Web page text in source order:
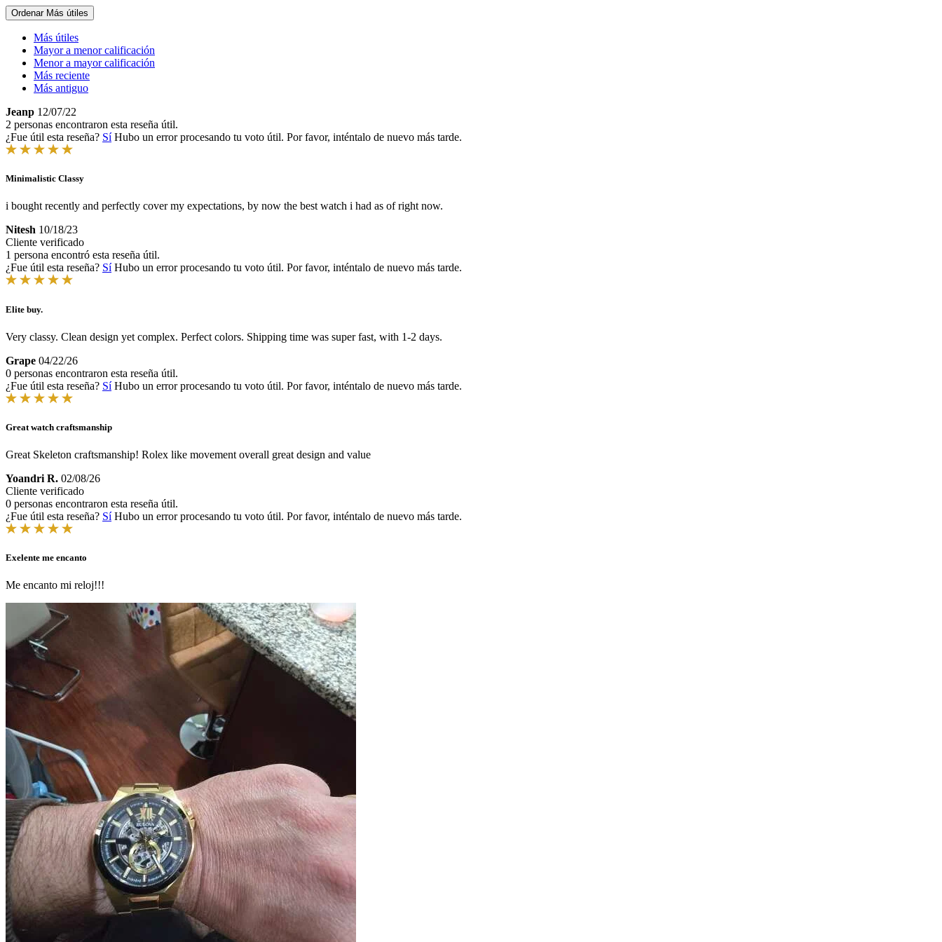
Ordenar Más útiles
Más útiles
Mayor a menor calificación
Menor a mayor calificación
Más reciente
Más antiguo
Jeanp 12/07/22
2 personas encontraron esta reseña útil.
¿Fue útil esta reseña? Sí Hubo un error procesando tu voto útil. Por favor, inténtalo de nuevo más tarde.
Minimalistic Classy
i bought recently and perfectly cover my expectations, by now the best watch i had as of right now.
Nitesh 10/18/23
Cliente verificado
1 persona encontró esta reseña útil.
¿Fue útil esta reseña? Sí Hubo un error procesando tu voto útil. Por favor, inténtalo de nuevo más tarde.
Elite buy.
Very classy. Clean design yet complex. Perfect colors. Shipping time was super fast, with 1-2 days.
Grape 04/22/26
0 personas encontraron esta reseña útil.
¿Fue útil esta reseña? Sí Hubo un error procesando tu voto útil. Por favor, inténtalo de nuevo más tarde.
Great watch craftsmanship
Great Skeleton craftsmanship! Rolex like movement overall great design and value
Yoandri R. 02/08/26
Cliente verificado
0 personas encontraron esta reseña útil.
¿Fue útil esta reseña? Sí Hubo un error procesando tu voto útil. Por favor, inténtalo de nuevo más tarde.
Exelente me encanto
Me encanto mi reloj!!!